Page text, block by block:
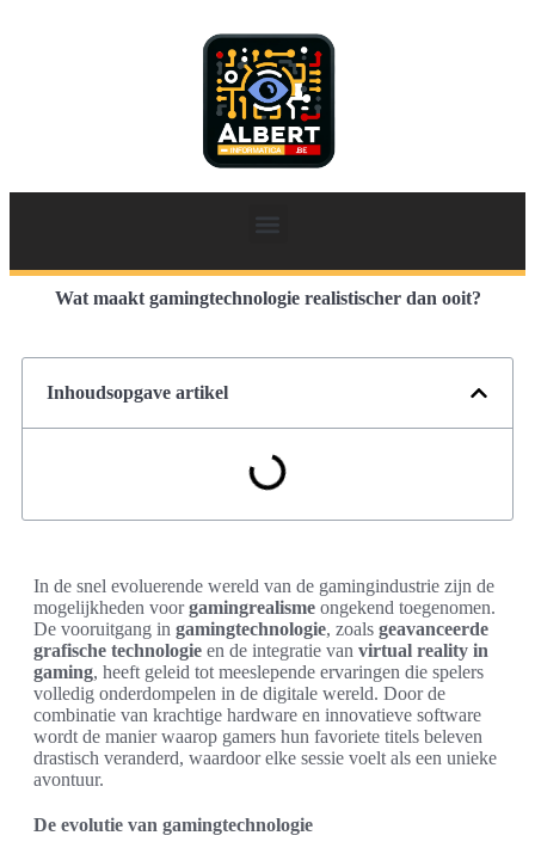
Wat maakt gamingtechnologie realistischer dan ooit?
Inhoudsopgave artikel
In de snel evoluerende wereld van de gamingindustrie zijn de
mogelijkheden voorgamingrealisme ongekend toegenomen.
De vooruitgang in gamingtechnologie, zoals geavanceerde
grafische technologie en de integratie van virtual reality in
gaming, heeft geleid tot meeslepende ervaringen die spelers
volledig onderdompelen in de digitale wereld. Door de
combinatie van krachtige hardware en innovatieve software
wordt de manier waarop gamers hun favoriete titels beleven
drastisch veranderd, waardoor elke sessie voelt als een unieke
avontuur.
De evolutie van gamingtechnologie